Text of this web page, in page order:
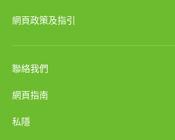
網頁政策及指引
聯絡我們
網頁指南
私隱